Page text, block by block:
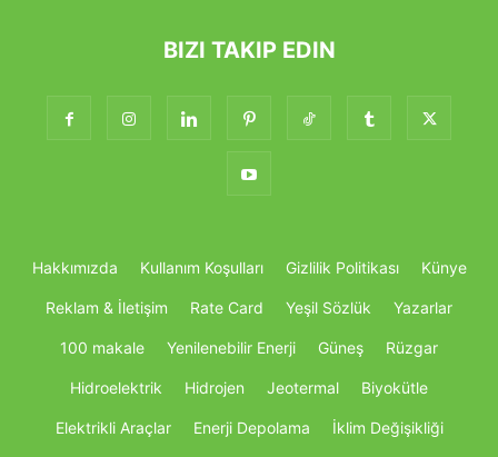
BIZI TAKIP EDIN
Hakkımızda Kullanım Koşulları Gizlilik Politikası Künye
Reklam & İletişim Rate Card Yeşil Sözlük Yazarlar
100 makale Yenilenebilir Enerji Güneş Rüzgar
Hidroelektrik Hidrojen Jeotermal Biyokütle
Elektrikli Araçlar Enerji Depolama İklim Değişikliği